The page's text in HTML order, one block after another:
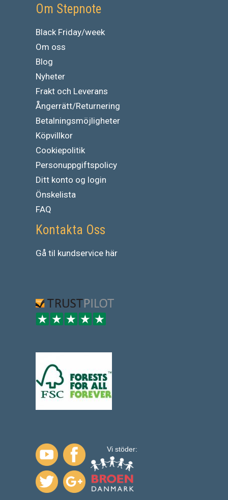
Om Stepnote
Black Friday/week
Om oss
Blog
Nyheter
Frakt och Leverans
Ångerrätt/Returnering
Betalningsmöjligheter
Köpvillkor
Cookiepolitik
Personuppgiftspolicy
Ditt konto og login
Önskelista
FAQ
Kontakta Oss
Gå til kundservice här
Vi stöder: